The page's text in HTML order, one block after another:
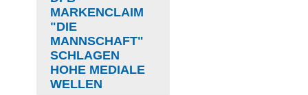
MARKENCLAIM
"DIE
MANNSCHAFT"
SCHLAGEN
HOHE MEDIALE
WELLEN